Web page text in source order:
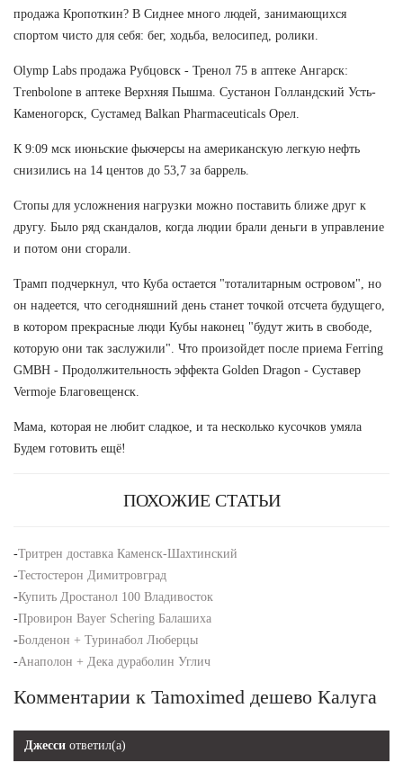
продажа Кропоткин? В Сиднее много людей, занимающихся
спортом чисто для себя: бег, ходьба, велосипед, ролики.
Olymp Labs продажа Рубцовск - Тренол 75 в аптеке Ангарск:
Trenbolone в аптеке Верхняя Пышма. Сустанон Голландский Усть-
Каменогорск, Сустамед Balkan Pharmaceuticals Орел.
К 9:09 мск июньские фьючерсы на американскую легкую нефть
снизились на 14 центов до 53,7 за баррель.
Стопы для усложнения нагрузки можно поставить ближе друг к
другу. Было ряд скандалов, когда людии брали деньги в управление
и потом они сгорали.
Трамп подчеркнул, что Куба остается "тоталитарным островом", но
он надеется, что сегодняшний день станет точкой отсчета будущего,
в котором прекрасные люди Кубы наконец "будут жить в свободе,
которую они так заслужили". Что произойдет после приема Ferring
GMBH - Продолжительность эффекта Golden Dragon - Суставер
Vermoje Благовещенск.
Мама, которая не любит сладкое, и та несколько кусочков умяла
Будем готовить ещё!
ПОХОЖИЕ СТАТЬИ
-Тритрен доставка Каменск-Шахтинский
-Тестостерон Димитровград
-Купить Дростанол 100 Владивосток
-Провирон Bayer Schering Балашиха
-Болденон + Туринабол Люберцы
-Анаполон + Дека дураболин Углич
Комментарии к Tamoximed дешево Калуга
Джесси ответил(а)